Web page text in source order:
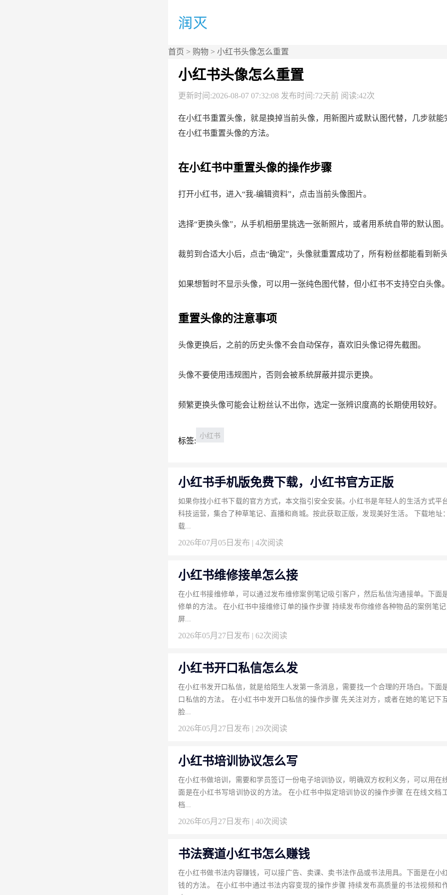
首页 > 购物 > 小红书头像怎么重置
小红书头像怎么重置
更新时间:2026-08-07 07:32:08 发布时间:72天前 阅读:42次
在小红书重置头像，就是换掉当前头像，用新图片或默认图代替，几步就能
在小红书重置头像的方法。
在小红书中重置头像的操作步骤
打开小红书，进入“我-编辑资料”，点击当前头像图片。
选择“更换头像”，从手机相册里挑选一张新照片，或者用系统自带的默认图。
裁剪到合适大小后，点击“确定”，头像就重置成功了，所有粉丝都能看到新头
如果想暂时不显示头像，可以用一张纯色图代替，但小红书不支持空白头像。
重置头像的注意事项
头像更换后，之前的历史头像不会自动保存，喜欢旧头像记得先截图。
头像不要使用违规图片，否则会被系统屏蔽并提示更换。
频繁更换头像可能会让粉丝认不出你，选定一张辨识度高的长期使用较好。
标签:
小红书
小红书手机版免费下载，小红书官方正版
如果你找小红书下载的官方方式，本文指引安全安装。小红书是年轻人的生活方式平
科技运营，集合了种草笔记、直播和商城。按此获取正版，发现美好生活。 下载地址
载...
2026年07月05日发布 | 4次阅读
小红书维修接单怎么接
在小红书接维修单，可以通过发布维修案例笔记吸引客户，然后私信沟通接单。下面
修单的方法。 在小红书中接维修订单的操作步骤 持续发布你维修各种物品的案例笔
屏...
2026年05月27日发布 | 62次阅读
小红书开口私信怎么发
在小红书发开口私信，就是给陌生人发第一条消息，需要找一个合理的开场白。下面
口私信的方法。 在小红书中发开口私信的操作步骤 先关注对方，或者在她的笔记下
脸...
2026年05月27日发布 | 29次阅读
小红书培训协议怎么写
在小红书做培训，需要和学员签订一份电子培训协议，明确双方权利义务，可以用在
面是在小红书写培训协议的方法。 在小红书中拟定培训协议的操作步骤 在在线文档
档...
2026年05月27日发布 | 40次阅读
书法赛道小红书怎么赚钱
在小红书做书法内容赚钱，可以接广告、卖课、卖书法作品或书法用具。下面是在小
钱的方法。 在小红书中通过书法内容变现的操作步骤 持续发布高质量的书法视频和